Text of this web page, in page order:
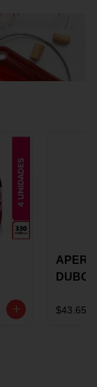
VINO
$43.650